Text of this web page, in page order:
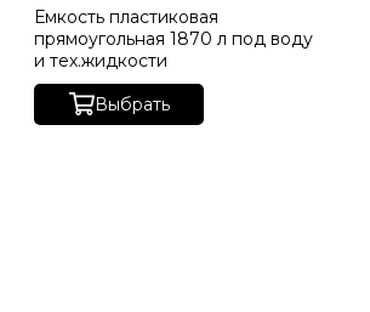
Емкость пластиковая
прямоугольная 1870 л под воду
и тех.жидкости
Выбрать